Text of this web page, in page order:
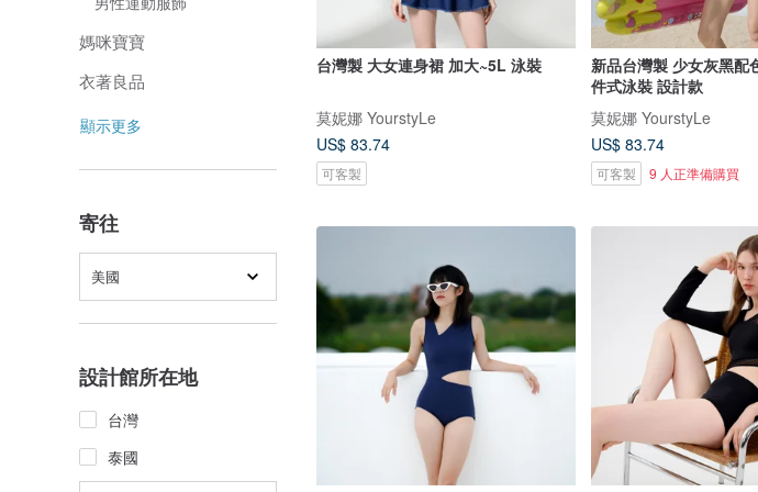
媽咪寶寶
衣著良品
顯示更多
寄往
美國
設計館所在地
台灣
泰國
台灣製 大女連身裙 加大~5L 泳裝
莫妮娜 YourstyLe
US$ 83.74
可客製
新品台灣製 少女灰黑配
件式泳裝 設計款
莫妮娜 YourstyLe
US$ 83.74
可客製 9 人正準備購買